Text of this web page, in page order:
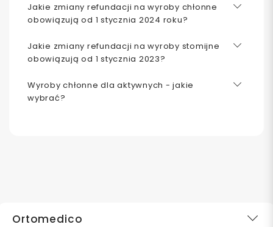
Jakie zmiany refundacji na wyroby chłonne
obowiązują od 1 stycznia 2024 roku?
Jakie zmiany refundacji na wyroby stomijne
obowiązują od 1 stycznia 2023?
Wyroby chłonne dla aktywnych - jakie
wybrać?
Ortomedico